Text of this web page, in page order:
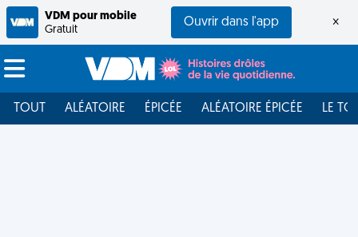
VDM pour mobile
Gratuit
Ouvrir dans l'app ×
TOUT ALÉATOIRE ÉPICÉE ALÉATOIRE ÉPICÉE LE